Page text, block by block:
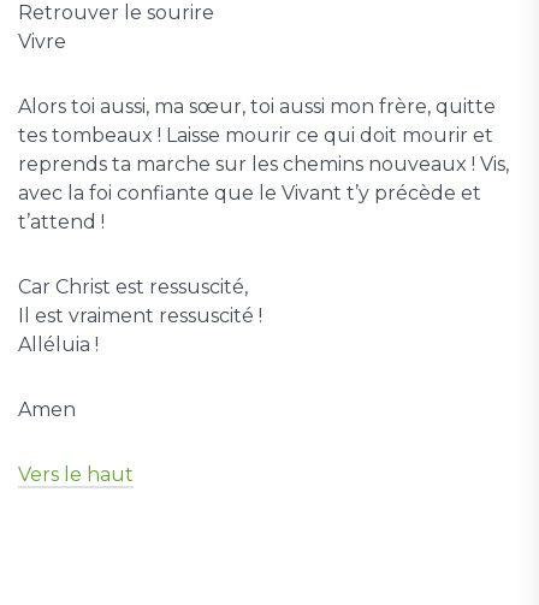
Retrouver le sourire
Vivre
Alors toi aussi, ma sœur, toi aussi mon frère, quitte
tes tombeaux ! Laisse mourir ce qui doit mourir et
reprends ta marche sur les chemins nouveaux ! Vis,
avec la foi confiante que le Vivant t’y précède et
t’attend !
Car Christ est ressuscité,
Il est vraiment ressuscité !
Alléluia !
Amen
Vers le haut